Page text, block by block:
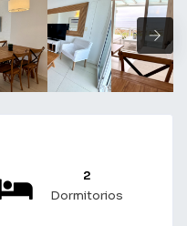
2
Dormitorios